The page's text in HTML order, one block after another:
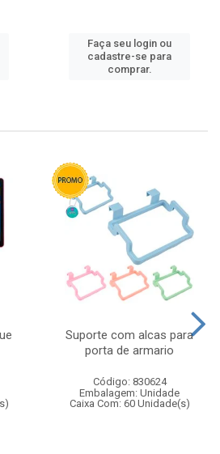
Faça seu login ou
cadastre-se para
comprar.
Suporte com alcas para
porta de armario
Código: 830624
Embalagem: Unidade
Caixa Com: 60 Unidade(s)